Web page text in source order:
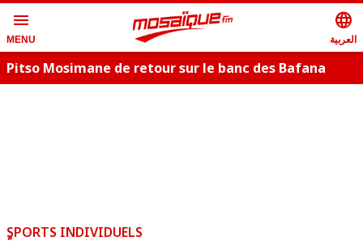
menu
MENU
language
العربية
Pitso Mosimane de retour sur le banc des Bafana
ٍSPORTS INDIVIDUELS